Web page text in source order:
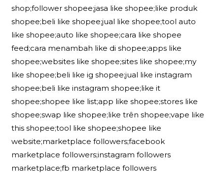
shop;follower shopee;jasa like shopee;like produk
shopee;beli like shopee;jual like shopee;tool auto
like shopee;auto like shopee;cara like shopee
feed;cara menambah like di shopee;apps like
shopee;websites like shopee;sites like shopee;my
like shopee;beli like ig shopee;jual like instagram
shopee;beli like instagram shopee;like it
shopee;shopee like list;app like shopee;stores like
shopee;swap like shopee;like trên shopee;vape like
this shopee;tool like shopee;shopee like
website;marketplace followers;facebook
marketplace followers;instagram followers
marketplace;fb marketplace followers